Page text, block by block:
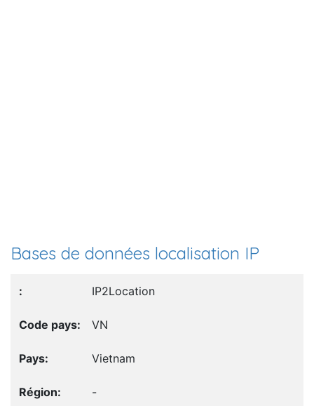
Bases de données localisation IP
IP2Location
VN
Vietnam
-